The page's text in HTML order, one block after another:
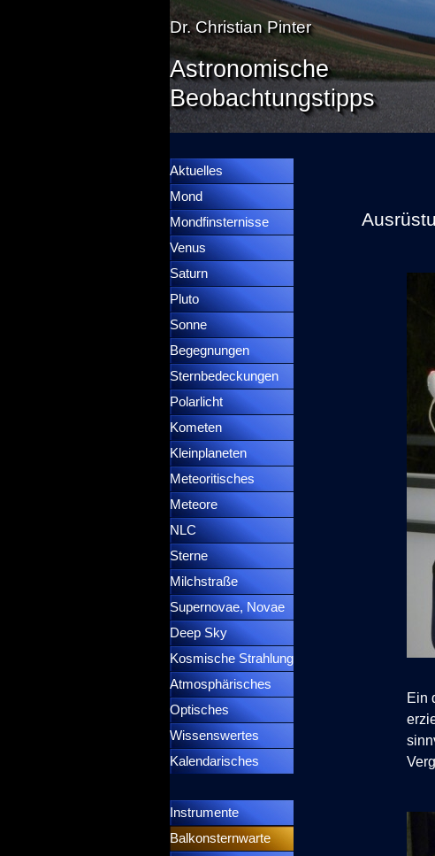
Dr. Christian Pinter
Astronomische
Beobachtungstipps
Aktuelles
Mond
Mondfinsternisse
Venus
Saturn
Pluto
Sonne
Begegnungen
Sternbedeckungen
Polarlicht
Kometen
Kleinplaneten
Meteoritisches
Meteore
NLC
Sterne
Milchstraße
Supernovae, Novae
Deep Sky
Kosmische Strahlung
Atmosphärisches
Optisches
Wissenswertes
Kalendarisches
Instrumente
Balkonsternwarte
Ein